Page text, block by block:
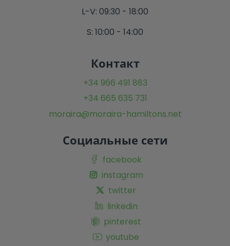
L-V: 09:30 - 18:00
S: 10:00 - 14:00
Контакт
+34 966 491 883
+34 665 635 731
moraira@moraira-hamiltons.net
Социальные сети
facebook
instagram
twitter
linkedin
pinterest
youtube